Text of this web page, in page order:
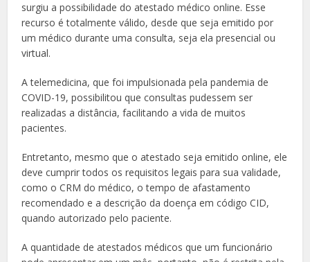
surgiu a possibilidade do atestado médico online. Esse
recurso é totalmente válido, desde que seja emitido por
um médico durante uma consulta, seja ela presencial ou
virtual.
A telemedicina, que foi impulsionada pela pandemia de
COVID-19, possibilitou que consultas pudessem ser
realizadas a distância, facilitando a vida de muitos
pacientes.
Entretanto, mesmo que o atestado seja emitido online, ele
deve cumprir todos os requisitos legais para sua validade,
como o CRM do médico, o tempo de afastamento
recomendado e a descrição da doença em código CID,
quando autorizado pelo paciente.
A quantidade de atestados médicos que um funcionário